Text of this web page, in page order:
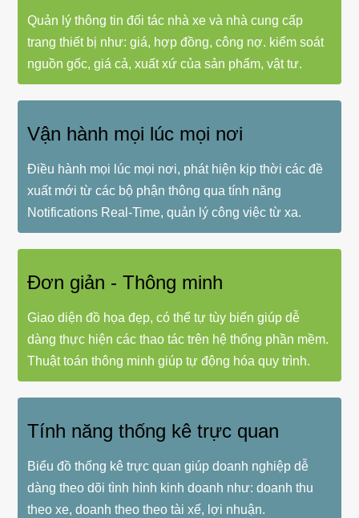
Quản lý thông tin đối tác nhà xe và nhà cung cấp
trang thiết bị như: giá, hợp đồng, công nợ. kiểm soát
nguồn gốc, giá cả, xuất xứ của sản phẩm, vật tư.
Vận hành mọi lúc mọi nơi
Điều hành mọi lúc mọi nơi, phát hiện kịp thời các đề
xuất mới từ các bộ phận thông qua tính năng
Notifications Real-Time, quản lý công việc từ xa.
Đơn giản - Thông minh
Giao diện đồ họa đẹp, có thể tự tùy biến giúp dễ
dàng thực hiện các thao tác trên hệ thống phần mềm.
Thuật toán thông minh giúp tự động hóa quy trình.
Tính năng thống kê trực quan
Biểu đồ thống kê trực quan giúp doanh nghiệp dễ
dàng theo dõi tình hình kinh doanh như: doanh thu
theo xe, doanh theo theo tài xế, lợi nhuận.